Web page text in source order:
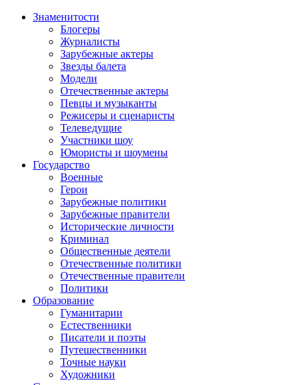
Знаменитости
Блогеры
Журналисты
Зарубежные актеры
Звезды балета
Модели
Отечественные актеры
Певцы и музыканты
Режисеры и сценаристы
Телеведущие
Участники шоу
Юмористы и шоумены
Государство
Военные
Герои
Зарубежные политики
Зарубежные правители
Исторические личности
Криминал
Общественные деятели
Отечественные политики
Отечественные правители
Политики
Образование
Гуманитарии
Естественники
Писатели и поэты
Путешественники
Точные науки
Художники